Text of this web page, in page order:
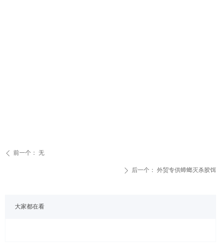
大家都在看
ꄴ 前一个： 无
ꄲ 后一个： 外贸专供蟑螂灭杀胶饵